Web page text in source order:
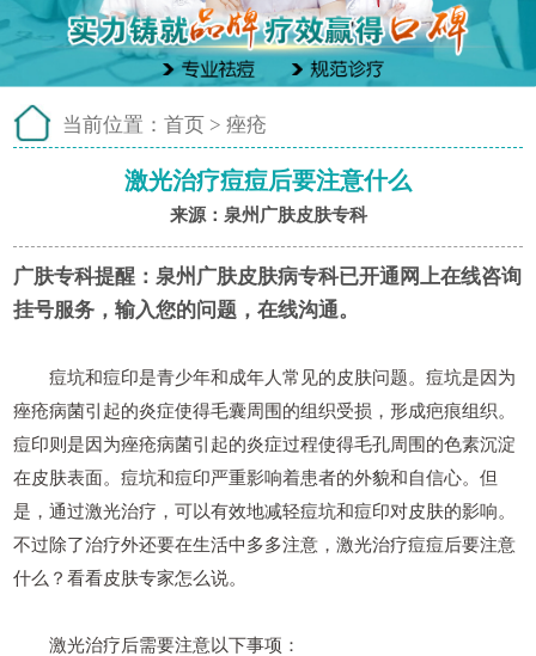
当前位置： 首页 > 痤疮
激光治疗痘痘后要注意什么
来源：泉州广肤皮肤专科
广肤专科提醒： 泉州广肤皮肤病专科已开通网上在线咨询
挂号服务，输入您的问题，在线沟通。
痘坑和痘印是青少年和成年人常见的皮肤问题。痘坑是因为
痤疮病菌引起的炎症使得毛囊周围的组织受损，形成疤痕组织。
痘印则是因为痤疮病菌引起的炎症过程使得毛孔周围的色素沉淀
在皮肤表面。痘坑和痘印严重影响着患者的外貌和自信心。但
是，通过激光治疗，可以有效地减轻痘坑和痘印对皮肤的影响。
不过除了治疗外还要在生活中多多注意，激光治疗痘痘后要注意
什么？看看皮肤专家怎么说。
激光治疗后需要注意以下事项：